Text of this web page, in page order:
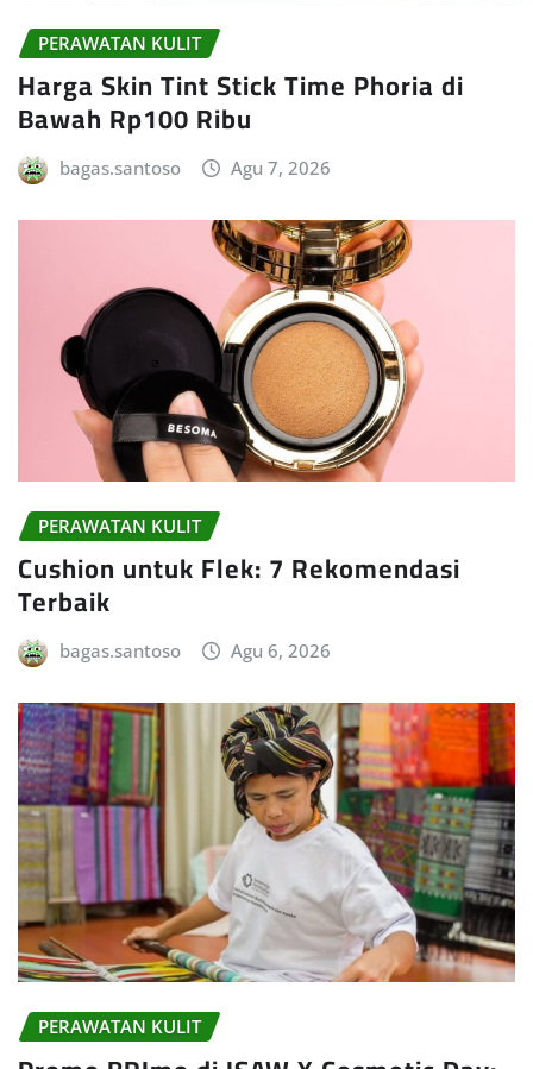
PERAWATAN KULIT
Harga Skin Tint Stick Time Phoria di
Bawah Rp100 Ribu
bagas.santoso Agu 7, 2026
PERAWATAN KULIT
Cushion untuk Flek: 7 Rekomendasi
Terbaik
bagas.santoso Agu 6, 2026
PERAWATAN KULIT